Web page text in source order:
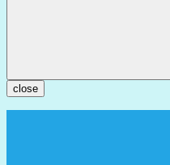
close